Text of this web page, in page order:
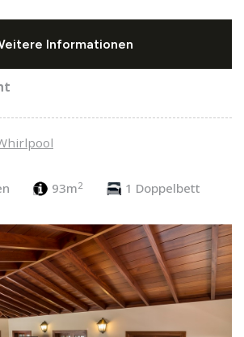
Informationen
93m2 1 Doppelbett